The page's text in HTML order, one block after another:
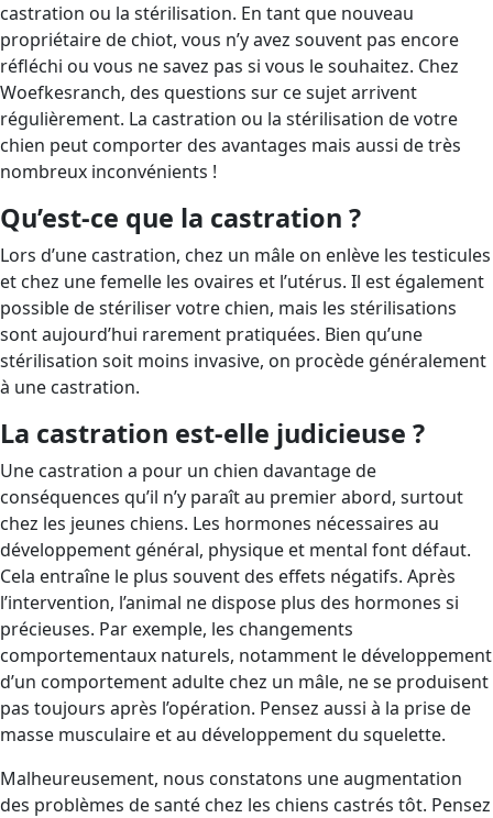
castration ou la stérilisation. En tant que nouveau
propriétaire de chiot, vous n’y avez souvent pas encore
réfléchi ou vous ne savez pas si vous le souhaitez. Chez
Woefkesranch, des questions sur ce sujet arrivent
régulièrement. La castration ou la stérilisation de votre
chien peut comporter des avantages mais aussi de très
nombreux inconvénients !
Qu’est-ce que la castration ?
Lors d’une castration, chez un mâle on enlève les testicules
et chez une femelle les ovaires et l’utérus. Il est également
possible de stériliser votre chien, mais les stérilisations
sont aujourd’hui rarement pratiquées. Bien qu’une
stérilisation soit moins invasive, on procède généralement
à une castration.
La castration est-elle judicieuse ?
Une castration a pour un chien davantage de
conséquences qu’il n’y paraît au premier abord, surtout
chez les jeunes chiens. Les hormones nécessaires au
développement général, physique et mental font défaut.
Cela entraîne le plus souvent des effets négatifs. Après
l’intervention, l’animal ne dispose plus des hormones si
précieuses. Par exemple, les changements
comportementaux naturels, notamment le développement
d’un comportement adulte chez un mâle, ne se produisent
pas toujours après l’opération. Pensez aussi à la prise de
masse musculaire et au développement du squelette.
Malheureusement, nous constatons une augmentation
des problèmes de santé chez les chiens castrés tôt. Pensez